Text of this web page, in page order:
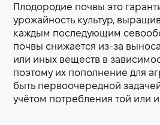
Плодородие почвы это
урожайность культур,
каждым последующим
почвы снижается из-за
или иных веществ в
поэтому их пополнение для
быть первоочередной
учётом потребления той или